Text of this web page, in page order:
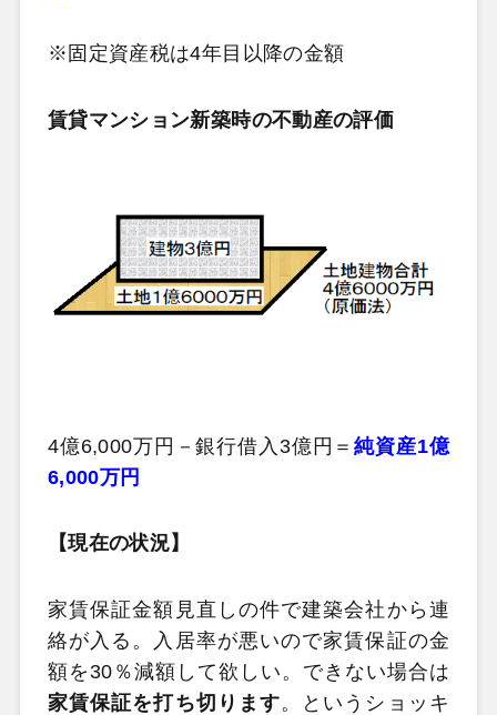
※固定資産税は4年目以降の金額
賃貸マンション新築時の不動産の評価
4億6,000万円－銀行借入3億円＝純資産1億
6,000万円
【現在の状況】
家賃保証金額見直しの件で建築会社から連
絡が入る。入居率が悪いので家賃保証の金
額を30％減額して欲しい。できない場合は
家賃保証を打ち切ります。というショッキ